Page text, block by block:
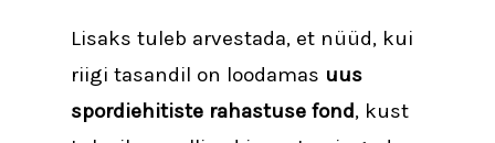
Lisaks tuleb arvestada, et nüüd, kui
riigi tasandil on loodamas uus
spordiehitiste rahastuse fond, kust